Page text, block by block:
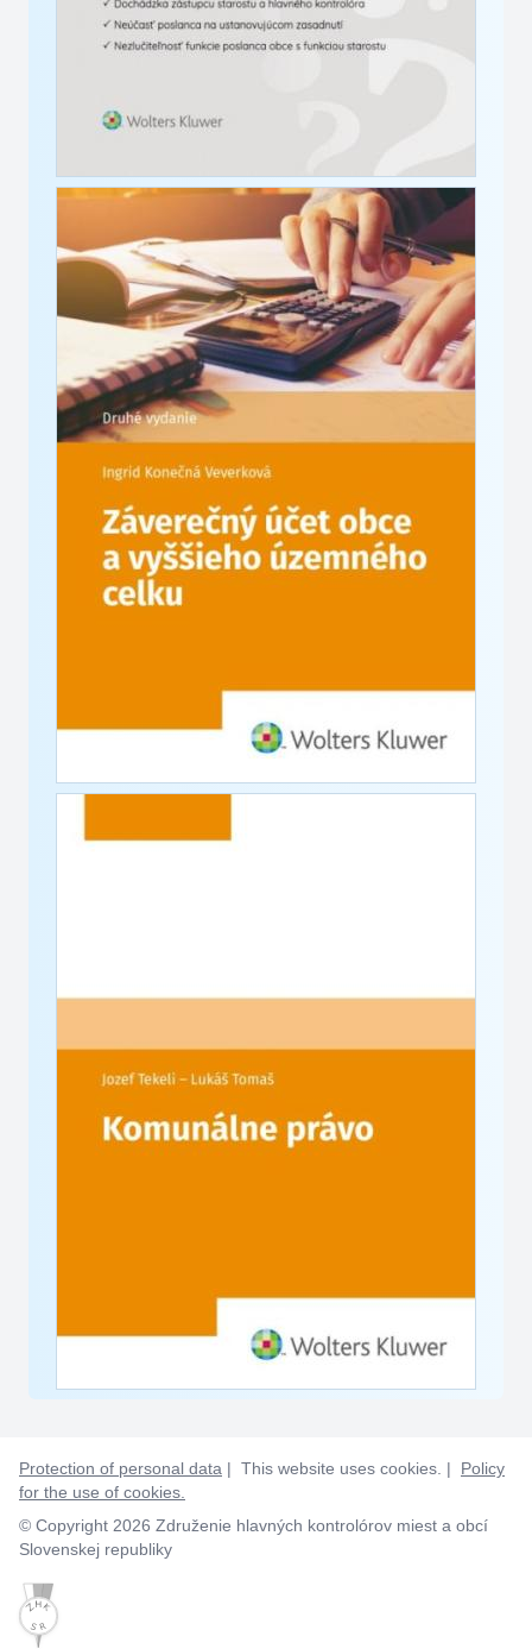
Protection of personal data | This website uses cookies. | Policy
for the use of cookies.
© Copyright 2026 Združenie hlavných kontrolórov miest a obcí
Slovenskej republiky